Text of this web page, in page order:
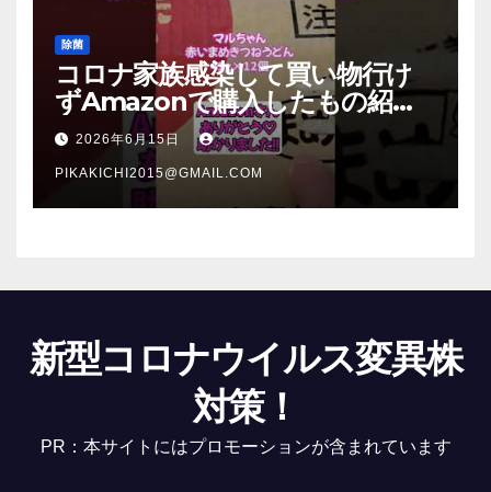
除菌
コロナ家族感染して買い物行け
ずAmazonで購入したもの紹
介 #Shorts
2026年6月15日
PIKAKICHI2015@GMAIL.COM
新型コロナウイルス変異株
対策！
PR：本サイトにはプロモーションが含まれています